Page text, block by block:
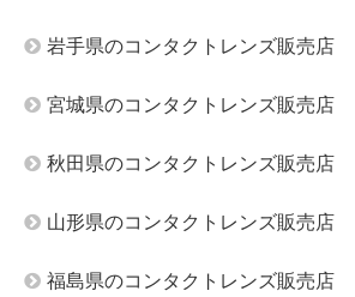
岩手県のコンタクトレンズ販売店
宮城県のコンタクトレンズ販売店
秋田県のコンタクトレンズ販売店
山形県のコンタクトレンズ販売店
福島県のコンタクトレンズ販売店